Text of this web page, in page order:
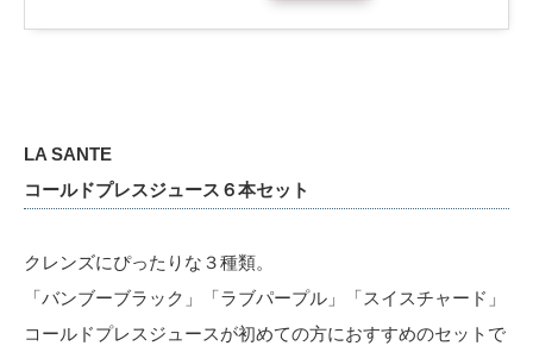
LA SANTE
コールドプレスジュース６本セット
クレンズにぴったりな３種類。
「バンブーブラック」「ラブパープル」「スイスチャード」
コールドプレスジュースが初めての方におすすめのセットで